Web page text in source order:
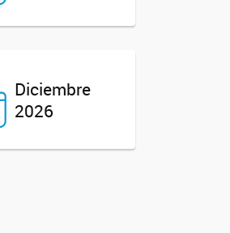
Diciembre
2026